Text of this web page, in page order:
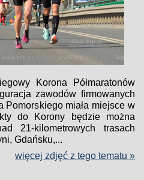
Korona Półmaratonów
zawodów firmowanych
Pomorskiego miała miejsce w
do Korony będzie można
21-kilometrowych trasach
Gdańsku,...
więcej zdjęć z tego tematu »